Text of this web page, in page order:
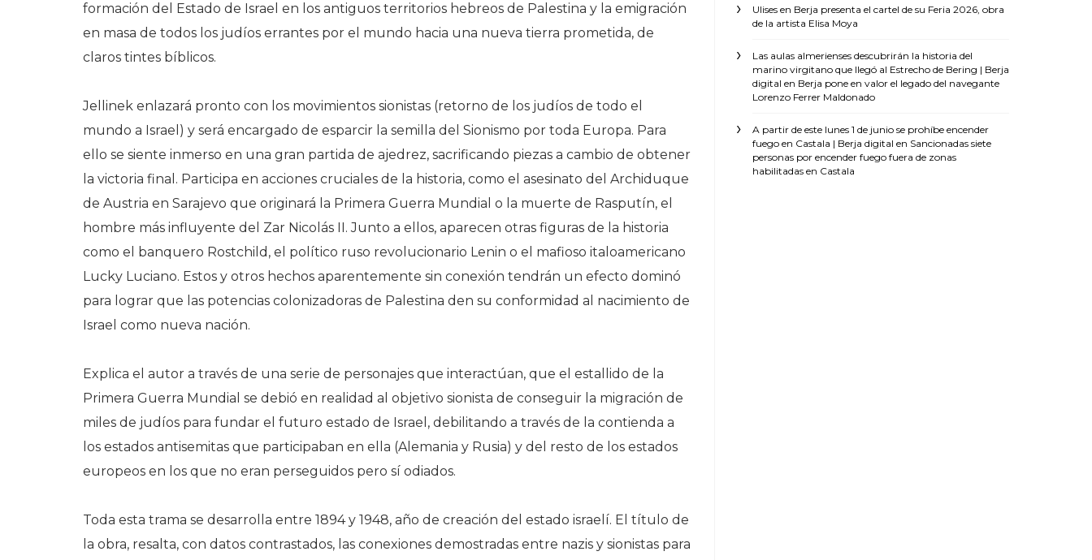
formación del Estado de Israel en los antiguos territorios hebreos de Palestina y la emigración
en masa de todos los judíos errantes por el mundo hacia una nueva tierra prometida, de
claros tintes bíblicos.
Jellinek enlazará pronto con los movimientos sionistas (retorno de los judíos de todo el
mundo a Israel) y será encargado de esparcir la semilla del Sionismo por toda Europa. Para
ello se siente inmerso en una gran partida de ajedrez, sacrificando piezas a cambio de obtener
la victoria final. Participa en acciones cruciales de la historia, como el asesinato del Archiduque
de Austria en Sarajevo que originará la Primera Guerra Mundial o la muerte de Rasputín, el
hombre más influyente del Zar Nicolás II. Junto a ellos, aparecen otras figuras de la historia
como el banquero Rostchild, el político ruso revolucionario Lenin o el mafioso italoamericano
Lucky Luciano. Estos y otros hechos aparentemente sin conexión tendrán un efecto dominó
para lograr que las potencias colonizadoras de Palestina den su conformidad al nacimiento de
Israel como nueva nación.
Explica el autor a través de una serie de personajes que interactúan, que el estallido de la
Primera Guerra Mundial se debió en realidad al objetivo sionista de conseguir la migración de
miles de judíos para fundar el futuro estado de Israel, debilitando a través de la contienda a
los estados antisemitas que participaban en ella (Alemania y Rusia) y del resto de los estados
europeos en los que no eran perseguidos pero sí odiados.
Toda esta trama se desarrolla entre 1894 y 1948, año de creación del estado israelí. El título de
la obra, resalta, con datos contrastados, las conexiones demostradas entre nazis y sionistas para
Ulises en Berja presenta el cartel de su Feria 2026, obra
de la artista Elisa Moya
Las aulas almerienses descubrirán la historia del
marino virgitano que llegó al Estrecho de Bering | Berja
digital en Berja pone en valor el legado del navegante
Lorenzo Ferrer Maldonado
A partir de este lunes 1 de junio se prohíbe encender
fuego en Castala | Berja digital en Sancionadas siete
personas por encender fuego fuera de zonas
habilitadas en Castala